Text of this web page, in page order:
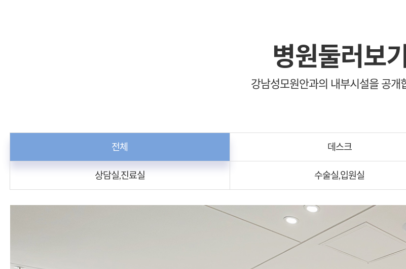
병원둘러보기
강남성모원안과의 내부시설을 공개
전체 데스크
상담실,진료실 수술실,입원실